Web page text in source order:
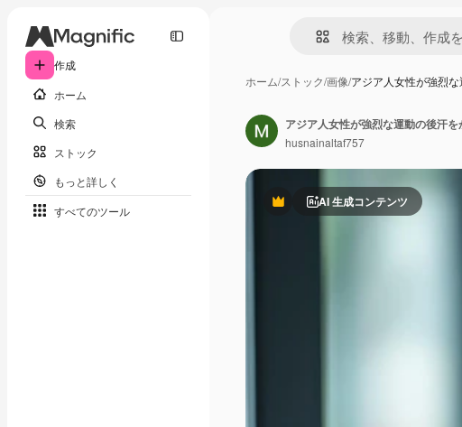
作成
ホーム
検索
ストック
もっと詳しく
すべてのツール
ホーム/ストック/画像/アジア人女性が強烈
PremiumAI 生成コンテンツ
アジア人女性が強烈な運動の後汗を
husnainaltaf757